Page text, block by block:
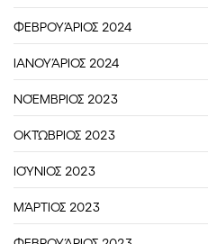
ΦΕΒΡΟΥΆΡΙΟΣ 2024
ΙΑΝΟΥΆΡΙΟΣ 2024
ΝΟΈΜΒΡΙΟΣ 2023
ΟΚΤΏΒΡΙΟΣ 2023
ΙΟΎΝΙΟΣ 2023
ΜΆΡΤΙΟΣ 2023